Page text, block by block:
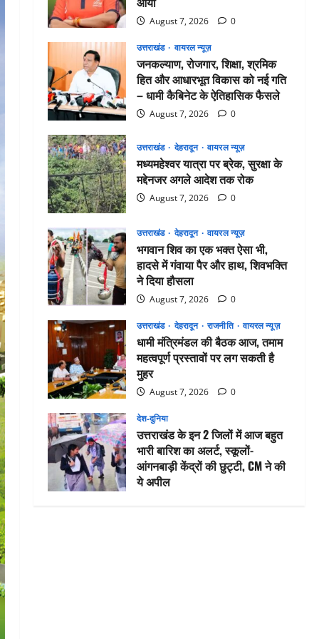
August 7, 2026 0
उत्तराखंड वायरल न्यूज़
जनकल्याण, रोजगार, शिक्षा, श्रमिक
हित और आधारभूत विकास को नई गति
– धामी कैबिनेट के ऐतिहासिक फैसले
August 7, 2026 0
उत्तराखंड देहरादून वायरल न्यूज़
मध्यमहेश्वर यात्रा पर ब्रेक, सुरक्षा के
मद्देनजर अगले आदेश तक रोक
August 7, 2026 0
उत्तराखंड देहरादून वायरल न्यूज़
भगवान शिव का एक भक्त ऐसा भी,
हादसे में गंवाया पैर और हाथ, शिवभक्ति
ने दिया हौसला
August 7, 2026 0
उत्तराखंड देहरादून राजनीति वायरल न्यूज़
धामी मंत्रिमंडल की बैठक आज, तमाम
महत्वपूर्ण प्रस्तावों पर लग सकती है
मुहर
August 7, 2026 0
देश-दुनिया
उत्तराखंड के इन 2 जिलों में आज बहुत
भारी बारिश का अलर्ट, स्कूलों-
आंगनबाड़ी केंद्रों की छुट्टी, CM ने की
ये अपील